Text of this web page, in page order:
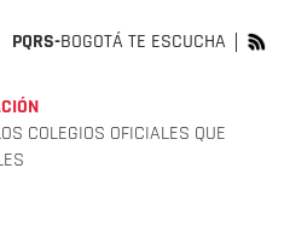
PQRS-BOGOTÁ TE ESCUCHA
COLEGIOS OFICIALES QUE